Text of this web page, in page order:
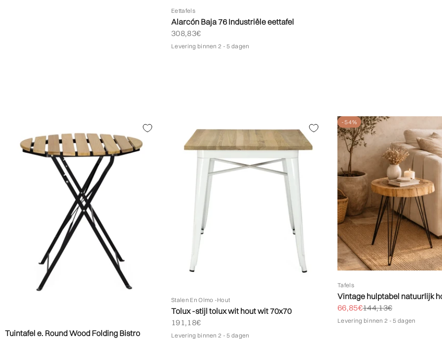
Eettafels
Alarcón Baja 76 Industriële eettafel
Biedprijs aanbieden
308,83€
Levering binnen 2 - 5 dagen
Tuintafel e. Round Wood Folding Bistro
Stalen En Olmo -hout
Tolux -stijl tolux wit hout wit 70x70
Biedprijs aanbieden
191,18€
Levering binnen 2 - 5 dagen
-54%
Tafels
Vintage hulptabel natuurlijk
Biedprijs aanbieden
66,85€Normale prijs
144,13€
Levering binnen 2 - 5 dagen